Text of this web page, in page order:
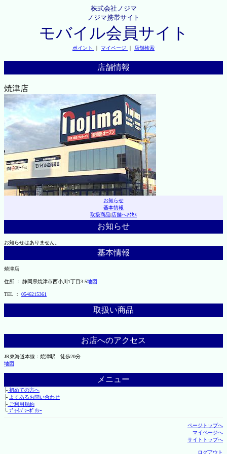
株式会社ノジマ
ノジマ携帯サイト
モバイル会員サイト
ポイント ｜ マイページ ｜ 店舗検索
店舗情報
焼津店
お知らせ
基本情報
取扱商品|店舗へｱｸｾｽ
お知らせ
お知らせはありません。
基本情報
焼津店
住所 ： 静岡県焼津市西小川1丁目3-5地図
TEL ： 0546215361
取扱い商品
お店へのアクセス
JR東海道本線：焼津駅 徒歩20分
地図
メニュー
├初めての方へ
├ よくあるお問い合わせ
├ご利用規約
└ﾌﾟﾗｲﾊﾞｼｰﾎﾟﾘｼｰ
ページトップへ
マイページへ
サイトトップへ
ログアウト